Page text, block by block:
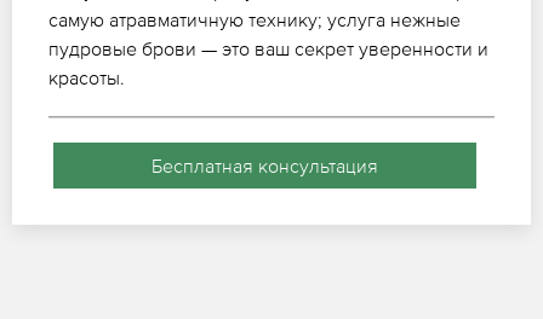
самую атравматичную технику; услуга нежные
пудровые брови — это ваш секрет уверенности и
красоты.
Бесплатная консультация